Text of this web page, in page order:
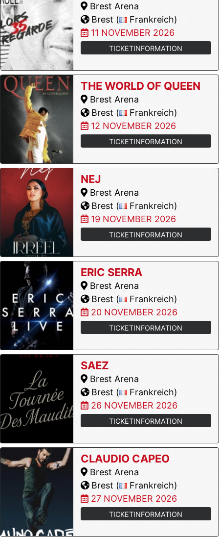
Brest Arena
Brest (
Frankreich)
11 NOVEMBER 2026
TICKETINFORMATION
THE WORLD OF QUEEN
Brest Arena
Brest (
Frankreich)
12 NOVEMBER 2026
TICKETINFORMATION
NEJ
Brest Arena
Brest (
Frankreich)
19 NOVEMBER 2026
TICKETINFORMATION
ERIC SERRA
Brest Arena
Brest (
Frankreich)
20 NOVEMBER 2026
TICKETINFORMATION
SAEZ
Brest Arena
Brest (
Frankreich)
26 NOVEMBER 2026
TICKETINFORMATION
CLAUDIO CAPEO
Brest Arena
Brest (
Frankreich)
27 NOVEMBER 2026
TICKETINFORMATION